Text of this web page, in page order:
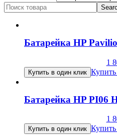
Search
for:
Батарейка HP
1
Купить в один клик
Батарейка HP PI06
1
Купить в один клик